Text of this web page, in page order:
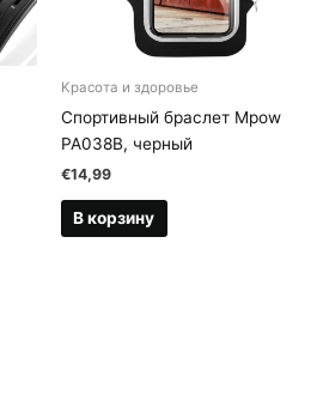
Kрасота и здоровье
Спортивный браслет Mpow
PA038B, черный
€14,99
В корзину